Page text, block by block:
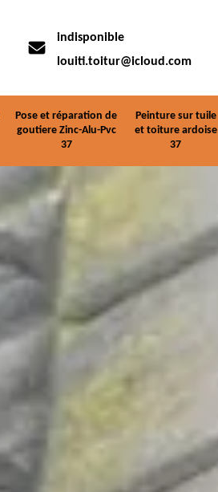
indisponible
louiti.toitur@icloud.com
Pose et réparation de
goutiere Zinc-Alu-Pvc
37
Peinture sur tuile
et toiture ardoise
37